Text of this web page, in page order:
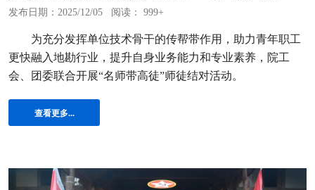
发布日期：2025/12/05 阅读： 999+
为充分发挥单位技术骨干的传帮带作用，助力青年职工
更快融入地勘行业，提升自身业务能力和专业素养，院工
会、团委联合开展“名师带高徒”师徒结对活动。
查看更多...